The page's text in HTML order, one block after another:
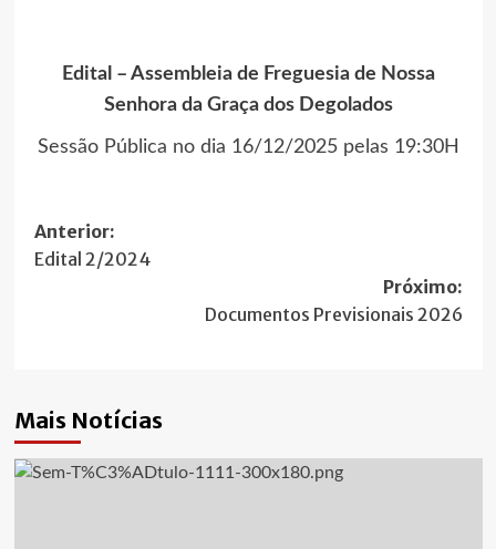
Edital – Assembleia de Freguesia de Nossa
Senhora da Graça dos Degolados
Sessão Pública no dia 16/12/2025 pelas 19:30H
Navegação
de
Anterior:
Edital 2/2024
Próximo:
Documentos Previsionais 2026
Mais Notícias